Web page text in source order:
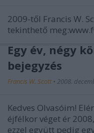
2009-től Francis W.
tekinthető
Egy év, négy
bejegyzés
Francis W. Scott • 2008.
Kedves Olvasóim!
éjfélkor véget ér
ezzel együtt pedig